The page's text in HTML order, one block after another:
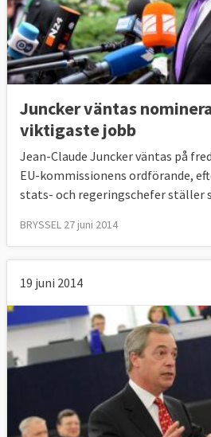
Juncker väntas
viktigaste jobb
Jean-Claude Juncker väntas på
EU-kommissionens ordförande,
stats- och regeringschefer ställer
BRYSSEL 27 juni 2014
19 juni 2014